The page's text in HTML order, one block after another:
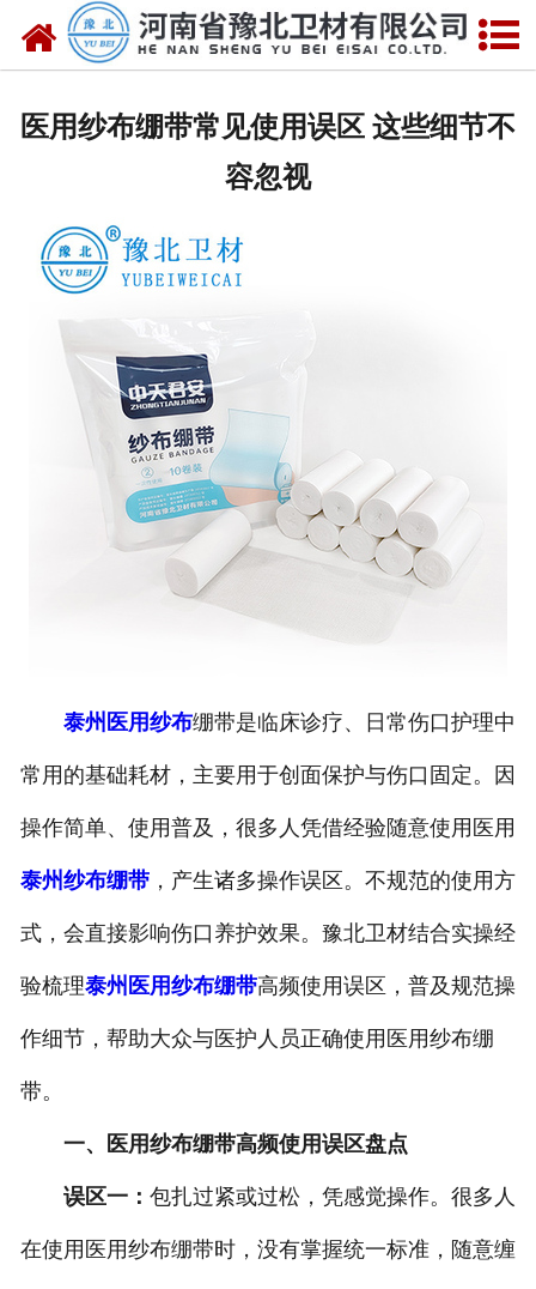
网站首页
医用纱布绷带常见使用误区 这些细节不
容忽视
泰州医用纱布绷带是临床诊疗、日常伤口护理中
常用的基础耗材，主要用于创面保护与伤口固定。因
操作简单、使用普及，很多人凭借经验随意使用医用
泰州纱布绷带，产生诸多操作误区。不规范的使用方
式，会直接影响伤口养护效果。豫北卫材结合实操经
验梳理泰州医用纱布绷带高频使用误区，普及规范操
作细节，帮助大众与医护人员正确使用医用纱布绷
带。
一、医用纱布绷带高频使用误区盘点
误区一： 包扎过紧或过松，凭感觉操作。很多人
在使用医用纱布绷带时，没有掌握统一标准，随意缠